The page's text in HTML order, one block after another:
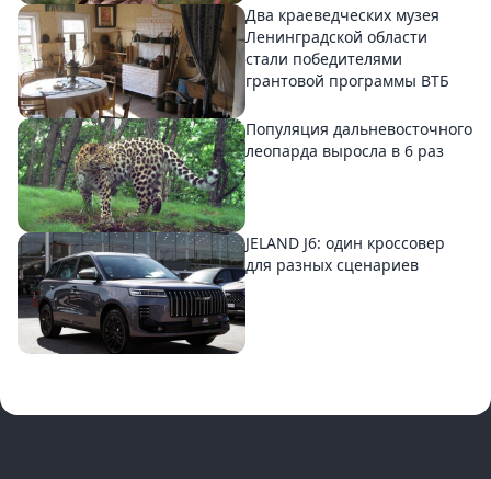
Два краеведческих музея
Ленинградской области
стали победителями
грантовой программы ВТБ
Популяция дальневосточного
леопарда выросла в 6 раз
JELAND J6: один кроссовер
для разных сценариев